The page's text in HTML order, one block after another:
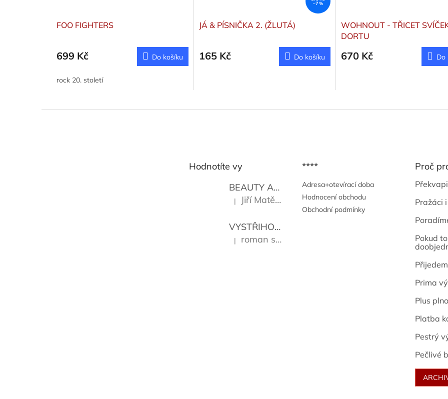
FOO FIGHTERS
699 Kč Do košíku
rock 20. století
–7 %
JÁ & PÍSNIČKA 2. (ŽLUTÁ)
165 Kč Do košíku
WOHNOUT - TŘICET
DORTU
670 Kč Do
Hodnotíte vy
BEAUTY AND THE BEAT
Go Go's
Hodnocení produktu je 5 z 5 hvězdiček.
| Jiří Matějů
VYSTŘIHOVÁNKY - PRAŽSKÉ PAMÁTKY Kropáček
Hodnocení produktu je 5 z 5 hvězdiček.
| roman sekanina
****
Adresa+otevírací doba
Hodnocení obchodu
Obchodní podmínky
Proč
Pražáci
Pokud
Prima
Plus
Platba
Pestrý
Pečlivé